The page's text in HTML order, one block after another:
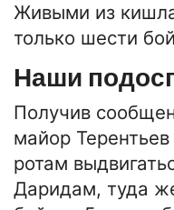
Живыми из
только шести
Наши
Получив
майор
ротам
Даридам, туда